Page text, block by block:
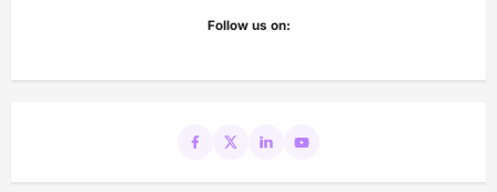
Follow us on: